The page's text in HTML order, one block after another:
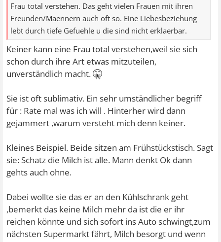
Frau total verstehen. Das geht vielen Frauen mit ihren
Freunden/Maennern auch oft so. Eine Liebesbeziehung
lebt durch tiefe Gefuehle u die sind nicht erklaerbar.
Keiner kann eine Frau total verstehen,weil sie sich
schon durch ihre Art etwas mitzuteilen,
unverständlich macht.🤫
Sie ist oft sublimativ. Ein sehr umständlicher begriff
für : Rate mal was ich will . Hinterher wird dann
gejammert ,warum versteht mich denn keiner.
Kleines Beispiel. Beide sitzen am Frühstückstisch. Sagt
sie: Schatz die Milch ist alle. Mann denkt Ok dann
gehts auch ohne.
Dabei wollte sie das er an den Kühlschrank geht
,bemerkt das keine Milch mehr da ist die er ihr
reichen könnte und sich sofort ins Auto schwingt,zum
nächsten Supermarkt fährt, Milch besorgt und wenn